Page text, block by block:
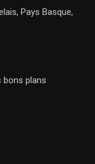
Pays Basque,
bons plans